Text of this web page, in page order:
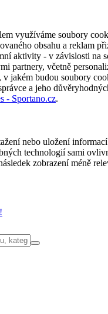
využíváme soubory
obsahu a
aktivity - v závislosti
včetně
jakém budou soubory
a jeho
- Sportano.cz.
nebo uložení
technologií sami
zobrazení méně